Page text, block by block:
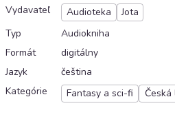
Vydavateľ
Audioteka
Jota
Typ
Audiokniha
Formát
digitálny
Jazyk
čeština
Kategórie
Fantasy a sci-fi